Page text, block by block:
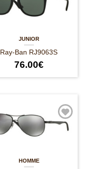
JUNIOR
Ray-Ban RJ9063S
76.00€
HOMME